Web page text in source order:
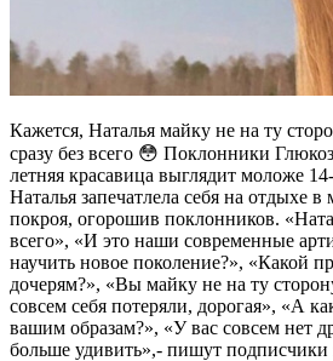
Кажется, Наталья майку не на ту
сразу без всего 😳 Поклонники
летняя красавица выглядит моложе
Наталья запечатлела себя на отдыхе в
покроя, огорошив поклонников.
всего», «И это наши современные
научить новое поколение?», «Какой
дочерям?», «Вы майку не на ту
совсем себя потеряли, дорогая», «А
вашим образам?», «У вас совсем нет
больше удивить»,- пишут подписчики